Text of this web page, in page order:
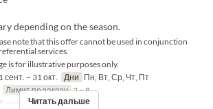
depending on the season.
note that this offer cannot be used in conjunction
services.
is for illustrative purposes only.
сент. ~ 31 окт. Дни Пн, Вт, Ср, Чт, Пт
Лимит по заказу 2 ~ 8
seats Читать дальше